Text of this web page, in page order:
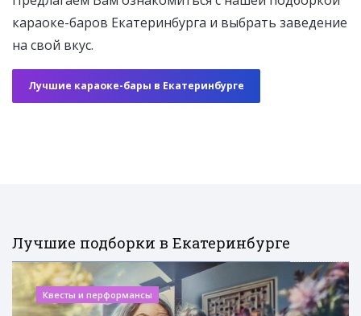
караоке-баров Екатеринбурга и выбрать заведение
на свой вкус.
Лучшие караоке-бары в Екатеринбурге
Лучшие подборки в Екатеринбурге
Квесты и перформансы